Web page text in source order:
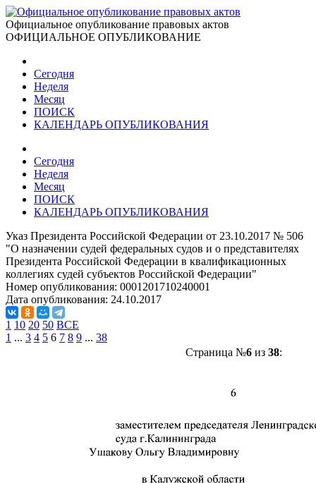
Официальное опубликование правовых актов
ОФИЦИАЛЬНОЕ ОПУБЛИКОВАНИЕ
Сегодня
Неделя
Месяц
ПОИСК
КАЛЕНДАРЬ ОПУБЛИКОВАНИЯ
Сегодня
Неделя
Месяц
ПОИСК
КАЛЕНДАРЬ ОПУБЛИКОВАНИЯ
Указ Президента Российской Федерации от 23.10.2017 № 506
"О назначении судей федеральных судов и о представителях
Президента Российской Федерации в квалификационных
коллегиях судей субъектов Российской Федерации"
Номер опубликования: 0001201710240001
Дата опубликования: 24.10.2017
1 10 20 50 ВСЕ
1 ... 3 4 5 6 7 8 9 ... 38
Страница №6из 38: